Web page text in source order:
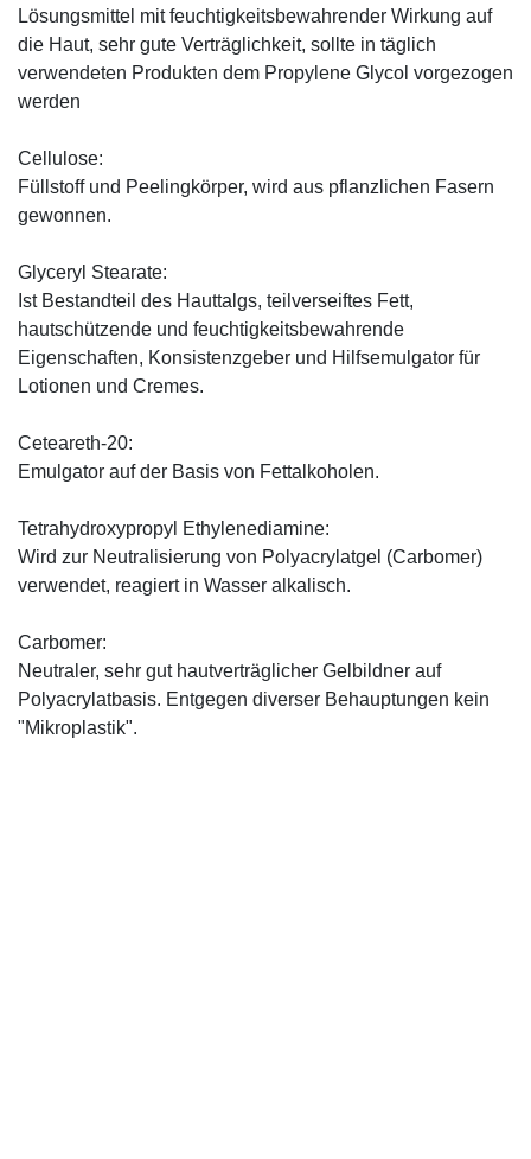
Lösungsmittel mit feuchtigkeitsbewahrender Wirkung auf
die Haut, sehr gute Verträglichkeit, sollte in täglich
verwendeten Produkten dem Propylene Glycol vorgezogen
werden
Cellulose:
Füllstoff und Peelingkörper, wird aus pflanzlichen Fasern
gewonnen.
Glyceryl Stearate:
Ist Bestandteil des Hauttalgs, teilverseiftes Fett,
hautschützende und feuchtigkeitsbewahrende
Eigenschaften, Konsistenzgeber und Hilfsemulgator für
Lotionen und Cremes.
Ceteareth-20:
Emulgator auf der Basis von Fettalkoholen.
Tetrahydroxypropyl Ethylenediamine:
Wird zur Neutralisierung von Polyacrylatgel (Carbomer)
verwendet, reagiert in Wasser alkalisch.
Carbomer:
Neutraler, sehr gut hautverträglicher Gelbildner auf
Polyacrylatbasis. Entgegen diverser Behauptungen kein
"Mikroplastik".